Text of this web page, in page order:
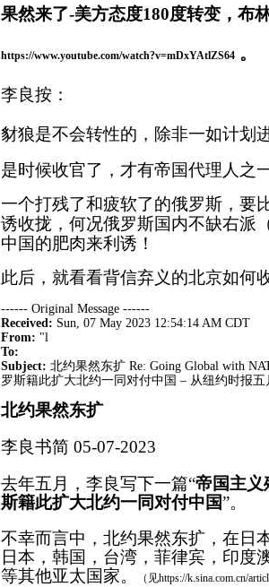
果然来了-美方态度180度转变，布
https://www.youtube.com/watch?v=mDxYAtlZS64。
李良按：
豺狼是不会转性的，除非一如计划
是时候收官了，才有帝国代理人之
一个打残了和疲软了的俄罗斯，要
诱收拢，何况俄罗斯国内不缺右派
中国的肥肉来利诱！
此后，就看看背信弃义的北京如何
------ Original Message ------
Received: Sun, 07 May 2023 12:54:14 AM CDT
From: "l
To:
Subject: 北约果然东扩 Re: Going Global with
罗斯籍此扩大北约一同对付中国 – 从纽约时报
北约果然东扩
李良书简 05-07-2023
去年五月，李良写下一篇“帝国主义
斯籍此扩大北约一同对付中国”。
不幸而言中，北约果然东扩，在日
日本，韩国，台湾，菲律宾，印度
等其他亚太国家。
（见https://k.sina.com.cn/